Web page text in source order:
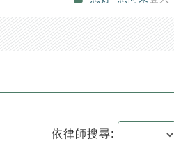
依律師搜尋: